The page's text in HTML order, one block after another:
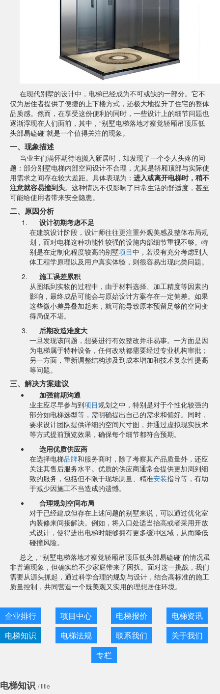
在现代别墅的设计中，电梯已经成为不可或缺的一部分。它不
仅为居住者提供了便捷的上下楼方式，还极大地提升了住宅的整体
品质感。然而，在享受这份便利的同时，一些设计上的细节问题也
逐渐浮现在人们面前，其中，“别墅电梯落地才察觉轿厢吊顶压低
头部易磕碰”就是一个值得关注的现象。
一、现象描述
当业主们满怀期待地搬入新居时，却发现了一个令人头疼的问
题：部分别墅电梯内部空间设计不合理，尤其是轿厢顶部与实际使
用需求之间存在较大差距。具体表现为： 进入或离开电梯时，稍不
注意就容易撞到头。这种情况不仅影响了日常生活的舒适度，甚至
可能给使用者带来安全隐患。
二、原因分析
设计初期考虑不足
在建筑设计阶段，设计师往往更注重外观美感及整体布局规
划，而对电梯这种功能性较强的设施内部细节重视不够。特
别是在定制化程度较高的别墅项目中，若没有充分考虑到人
体工程学原理以及用户真实体验，则很容易出现此类问题。
施工误差累积
从图纸到实物的过程中，由于材料选择、加工精度等因素的
影响，最终成品可能会与原始设计方案存在一定偏差。如果
这些微小差异叠加起来，就可能导致原本预留足够的空间变
得局促不堪。
后期改造难度大
一旦发现该问题，想要进行有效整改并非易事。一方面是因
为电梯属于特种设备，任何改动都需要经过专业机构审批；
另一方面，重新调整结构涉及到成本增加和技术复杂性提高
等问题。
三、解决方案建议
加强前期沟通
业主应尽早参与到项目规划之中，特别是对于个性化较强的
部分如电梯选型等，需明确提出自己的需求和偏好。同时，
要求设计团队提供详细的空间尺寸图，并通过虚拟现实技术
等方式提前预览效果，确保每个细节都符合预期。
选用优质供应商
在选择电梯品牌和服务商时，除了考察其产品质量外，还应
关注其售后服务水平。优质的供应商通常会提供更加周到细
致的服务，包括但不限于现场测量、精准安装指导等，有助
于减少因施工不当造成的遗憾。
合理规划空间布局
对于已经建成但存在上述问题的别墅来说，可以通过优化室
内装修来间接解决。例如，将入口处适当抬高或者采用开放
式设计，使得进出电梯时能够拥有更多缓冲区域，从而降低
碰撞风险。
总之，“别墅电梯落地才察觉轿厢吊顶压低头部易磕碰”的情况虽
非普遍现象，但确实给不少家庭带来了困扰。面对这一挑战，我们
需要从源头抓起，通过科学合理的规划与设计，结合高标准的施工
质量控制，共同营造一个既美观又实用的理想居住环境。
企业排行 项目中心 电梯报价
电梯资讯
电梯知识
电梯法规 联系我们
关于我们
专栏
电梯知识 / title